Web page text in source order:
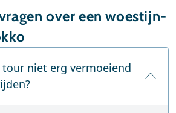
over een woestijn-
tour niet erg vermoeiend